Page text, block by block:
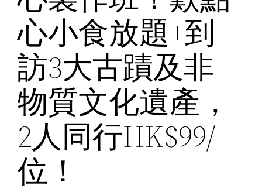
心小食放題+到
訪3大古蹟及非
物質文化遺產，
2人同行HK$99/
位！